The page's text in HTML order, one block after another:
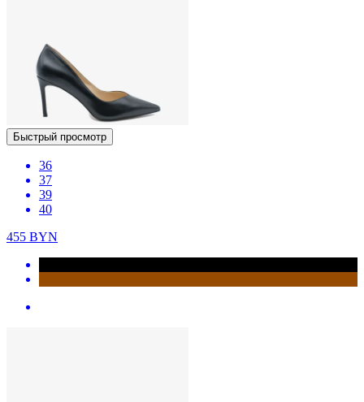
Быстрый просмотр
36
37
39
40
455 BYN